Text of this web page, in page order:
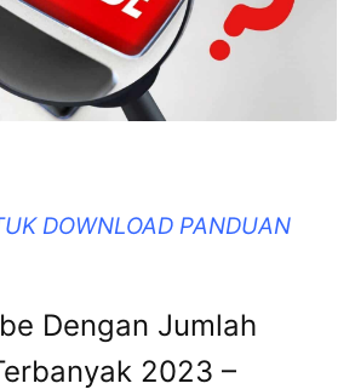
DOWNLOAD PANDUAN
Dengan Jumlah
2023 –